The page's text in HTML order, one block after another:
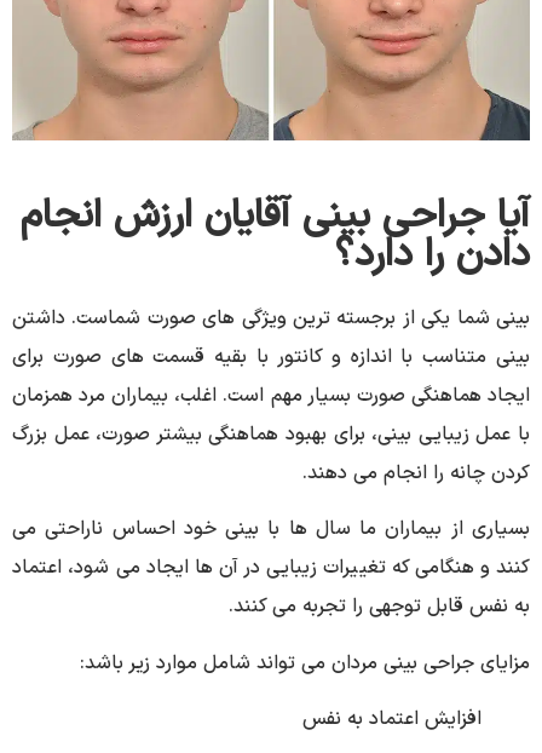
آیا جراحی بینی آقایان ارزش انجام
دادن را دارد؟
بینی شما یکی از برجسته ترین ویژگی های صورت شماست. داشتن
بینی متناسب با اندازه و کانتور با بقیه قسمت های صورت برای
ایجاد هماهنگی صورت بسیار مهم است. اغلب، بیماران مرد همزمان
با عمل زیبایی بینی، برای بهبود هماهنگی بیشتر صورت، عمل بزرگ
کردن چانه را انجام می دهند.
بسیاری از بیماران ما سال ها با بینی خود احساس ناراحتی می
کنند و هنگامی که تغییرات زیبایی در آن ها ایجاد می شود، اعتماد
به نفس قابل توجهی را تجربه می کنند.
مزایای جراحی بینی مردان می تواند شامل موارد زیر باشد:
افزایش اعتماد به نفس